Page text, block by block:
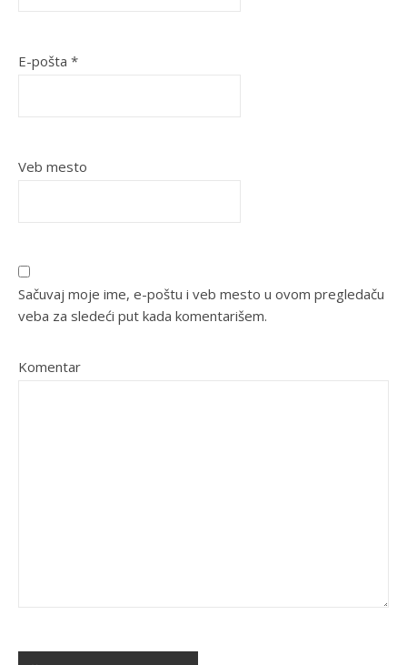
E-pošta *
Veb mesto
Sačuvaj moje ime, e-poštu i veb mesto u ovom pregledaču
veba za sledeći put kada komentarišem.
Komentar